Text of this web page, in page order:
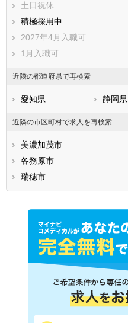
土日祝休
積極採用中
2027年4月入職可
1月入職可
近隣の都道府県で再検索
愛知県 静岡県
近隣の市区町村で求人を再検索
美濃加茂市
各務原市
瑞穂市